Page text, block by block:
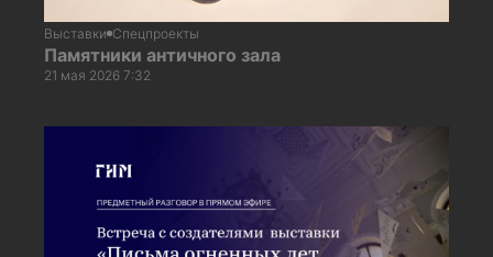
Выставки Спецпроекты
Памятники античного зала
21 мая 2026 7:32